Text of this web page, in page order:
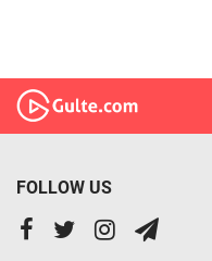
FOLLOW US